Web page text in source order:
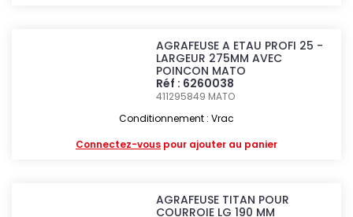
AGRAFEUSE A ETAU PROFI 25 -
LARGEUR 275MM AVEC
POINCON MATO
Réf : 6260038
411295849 MATO
Conditionnement : Vrac
Connectez-vous pour ajouter au panier
AGRAFEUSE TITAN POUR
COURROIE LG 190 MM